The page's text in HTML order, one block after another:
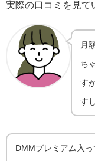
実際の口コミを見て
月
ち
す
す
DMMプレミアム入